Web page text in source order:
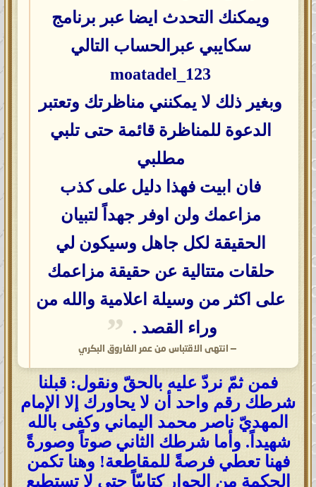
ويمكنك التحدث ايضا عبر برنامج
سكايبي عبرالحساب التالي
moatadel_123
وبغير ذلك لا يمكنني مناظرتك وتعتبر
الدعوة للمناظرة قائمة حتى تلبي
مطلبي
فان ابيت فهذا دليل على كذب
مزاعمك ولن اوفر جهداً لتبيان
الحقيقة لكل جاهل وسيكون لي
حلقات متتالية عن حقيقة مزاعمك
على اكثر من وسيلة اعلامية والله من
وراء القصد .
— انتهى الاقتباس من عمر الفاروق البكري
فمن ثمّ نردّ عليه بالحقّ ونقول: قبلنا
شرطك رقم واحد أن لا يحاورك إلا الإمام
المهديّ ناصر محمد اليماني وكفى بالله
شهيداً. وأما شرطك الثاني صوتاً وصورةً
فهنا تعطي فرصةً للمقاطعة! وهنا تكمن
الحكمة من الحوار كتابيّاً حتى لا تستطيع